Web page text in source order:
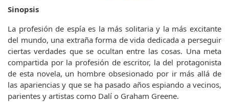
Sinopsis
La profesión de espía es la más solitaria y la más excitante
del mundo, una extraña forma de vida dedicada a perseguir
ciertas verdades que se ocultan entre las cosas. Una meta
compartida por la profesión de escritor, la del protagonista
de esta novela, un hombre obsesionado por ir más allá de
las apariencias y que se ha pasado años espiando a vecinos,
parientes y artistas como Dalí o Graham Greene.